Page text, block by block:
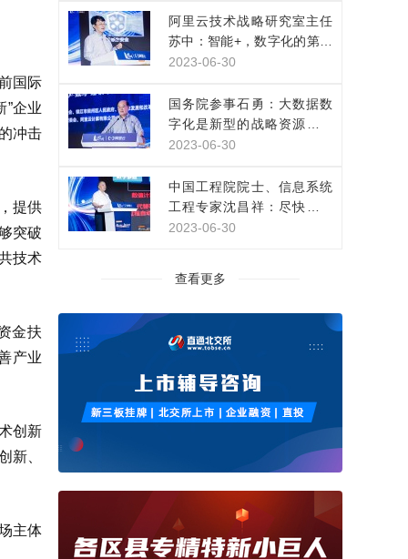
国际
”企业
冲击
提供
突破
技术
金扶
产业
创新
新、
主体
阿里云技术战略研究室主任
苏中：智能+，数字化的第三
次浪潮已经来临
2023-06-30
国务院参事石勇：大数据数
字化是新型的战略资源，正
改变人类生产生活方式
2023-06-30
中国工程院院士、信息系统
工程专家沈昌祥：尽快构建
网络安全主动免疫保障体系
2023-06-30
查看更多